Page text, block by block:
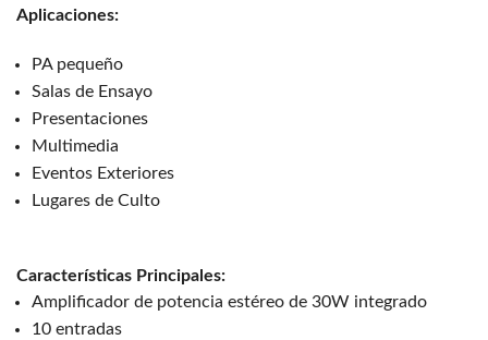
Aplicaciones:
PA pequeño
Salas de Ensayo
Presentaciones
Multimedia
Eventos Exteriores
Lugares de Culto
Características Principales:
Amplificador de potencia estéreo de 30W integrado
10 entradas